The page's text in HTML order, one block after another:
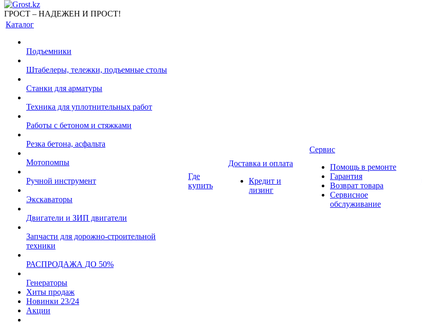
ГРОСТ – НАДЕЖЕН И ПРОСТ!
Каталог
Подъемники
Штабелеры, тележки, подъемные столы
Станки для арматуры
Техника для уплотнительных работ
Работы с бетоном и стяжками
Резка бетона, асфальта
Мотопомпы
Ручной инструмент
Экскаваторы
Двигатели и ЗИП двигатели
Запчасти для дорожно-строительной
техники
РАСПРОДАЖА ДО 50%
Генераторы
Хиты продаж
Новинки 23/24
Акции
Где
купить
Доставка и оплата
Кредит и
лизинг
Сервис
Помощь в ремонте
Гарантия
Возврат товара
Сервисное
обслуживание